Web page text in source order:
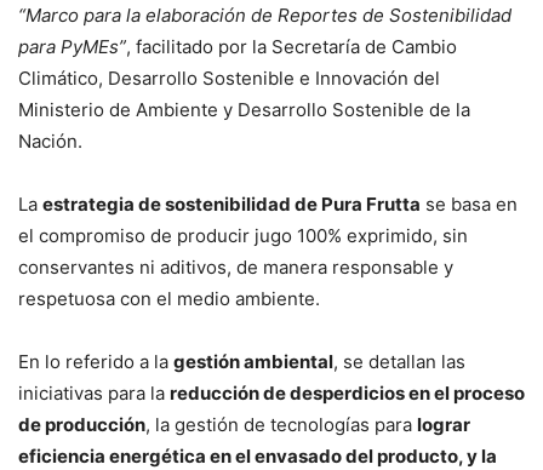
“Marco para la elaboración de Reportes de Sostenibilidad
para PyMEs”, facilitado por la Secretaría de Cambio
Climático, Desarrollo Sostenible e Innovación del
Ministerio de Ambiente y Desarrollo Sostenible de la
Nación.
La estrategia de sostenibilidad de Pura Frutta se basa en
el compromiso de producir jugo 100% exprimido, sin
conservantes ni aditivos, de manera responsable y
respetuosa con el medio ambiente.
En lo referido a la gestión ambiental, se detallan las
iniciativas para la reducción de desperdicios en el proceso
de producción, la gestión de tecnologías para lograr
eficiencia energética en el envasado del producto, y la